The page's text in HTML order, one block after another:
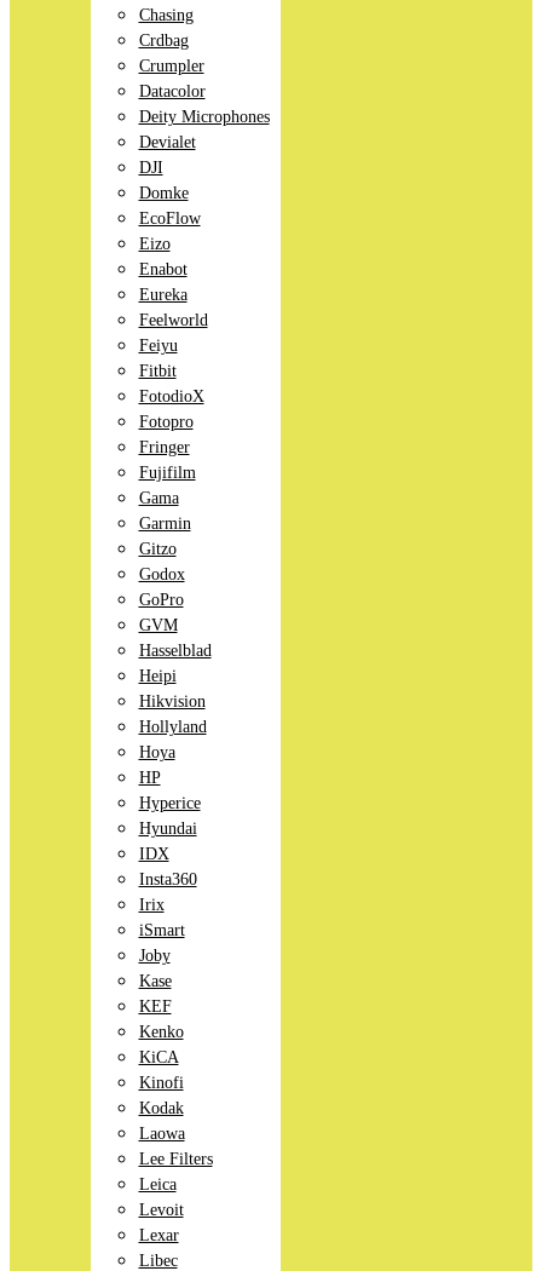
Chasing
Crdbag
Crumpler
Datacolor
Deity Microphones
Devialet
DJI
Domke
EcoFlow
Eizo
Enabot
Eureka
Feelworld
Feiyu
Fitbit
FotodioX
Fotopro
Fringer
Fujifilm
Gama
Garmin
Gitzo
Godox
GoPro
GVM
Hasselblad
Heipi
Hikvision
Hollyland
Hoya
HP
Hyperice
Hyundai
IDX
Insta360
Irix
iSmart
Joby
Kase
KEF
Kenko
KiCA
Kinofi
Kodak
Laowa
Lee Filters
Leica
Levoit
Lexar
Libec